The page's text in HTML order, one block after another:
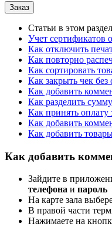
Заказ
Статьи в этом
Учет сертификатов
Как отключить
Как повторно
Как сортировать
Как закрыть чек без
Как добавить
Как разделить
Как принять оплату
Как добавить
Как добавить
Как добавить
Зайдите в
телефона и пароль
На карте зала
В правой части
Нажимаете на